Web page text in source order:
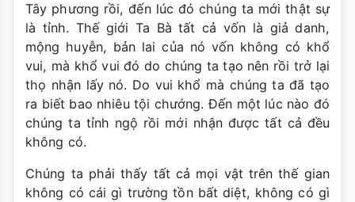
Tây phương rồi, đến lúc đó chúng ta mới thật sự
là tỉnh. Thế giới Ta Bà tất cả vốn là giả danh,
mộng huyễn, bản lai của nó vốn không có khổ
vui, mà khổ vui đó do chúng ta tạo nên rồi trở lại
thọ nhận lấy nó. Do vui khổ mà chúng ta đã tạo
ra biết bao nhiêu tội chướng. Đến một lúc nào đó
chúng ta tỉnh ngộ rồi mới nhận được tất cả đều
không có.
Chúng ta phải thấy tất cả mọi vật trên thế gian
không có cái gì trường tồn bất diệt, không có gì